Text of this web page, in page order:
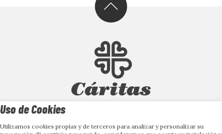
Uso de Cookies
Utilizamos cookies propias y de terceros para analizar y personalizar su